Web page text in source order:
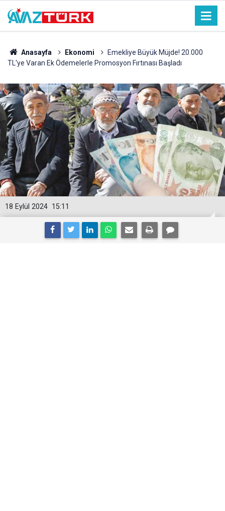
Anasayfa Ekonomi
Emekliye Büyük Müjde! 20.000
TL'ye Varan Ek Ödemelerle Promosyon Fırtınası Başladı
15:11
18 Eylül 2024